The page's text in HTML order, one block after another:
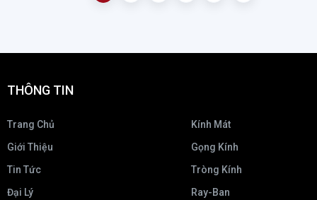
THÔNG TIN
Trang Chủ
Giới Thiệu
Tin Tức
Đại Lý
Kính Mát
Gọng Kính
Tròng Kính
Ray-Ban